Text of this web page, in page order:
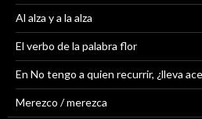
Al alza y a la alza
El verbo de la palabra flor
En No tengo a quien recurrir, ¿lleva
Merezco / merezca